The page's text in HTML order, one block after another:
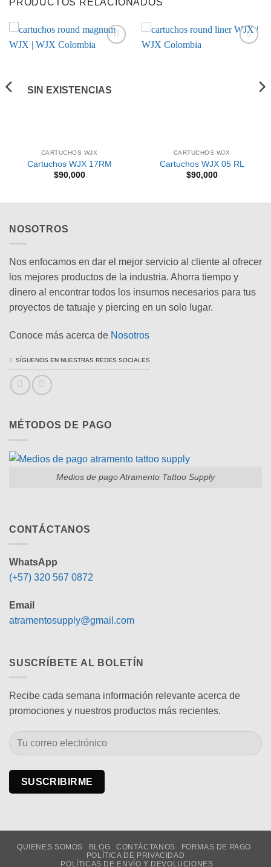
PRODUCTOS RELACIONADOS
SIN EXISTENCIAS
CARTUCHOS WJX
Cartuchos WJX 17RM
$90,000
CARTUCHOS WJX
Cartuchos WJX 05 RL
$90,000
NOSOTROS
Nos enfocamos en dar el mejor servicio al cliente al ofrecer
los mejores productos de la industria. Ahorra tiempo y
dinero al encontrar todos los insumos necesarios para tus
proyectos de tatuaje y piercing en un solo lugar.
Conoce más acerca de Nosotros
SÍGUENOS EN NUESTRAS REDES SOCIALES
MÉTODOS DE PAGO
Medios de pago Atramento Tattoo Supply
CONTÁCTANOS
WhatsApp
(+57) 320 567 0872
Email
atramentosupply@gmail.com
SUSCRÍBETE AL BOLETÍN
Recibe cada semana información relevante acerca de
promociones y nuestros productos más recientes.
QUIENES SOMOS BLOG CONTÁCTANOS
FORMAS DE PAGO
POLÍTICA DE PRIVACIDAD
POLÍTICAS DE ENVÍO Y DEVOLUCIONES